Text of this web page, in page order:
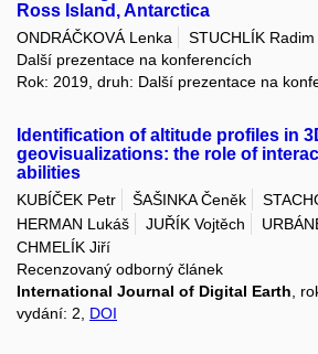
Ross Island, Antarctica
ONDRÁČKOVÁ Lenka STUCHLÍK Radim
Další prezentace na konferencích
Rok: 2019, druh: Další prezentace na
Identification of altitude profiles in
geovisualizations: the role of
abilities
KUBÍČEK Petr ŠAŠINKA Čeněk
HERMAN Lukáš
JUŘÍK Vojtěch
CHMELÍK Jiří
Recenzovaný odborný článek
International Journal of Digital Earth ,
vydání: 2, DOI